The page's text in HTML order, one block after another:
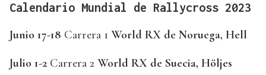
Calendario Mundial de Rallycross 2023
Junio 17-18 Carrera 1 World RX de Noruega, Hell
Julio 1-2 Carrera 2 World RX de Suecia, Höljes